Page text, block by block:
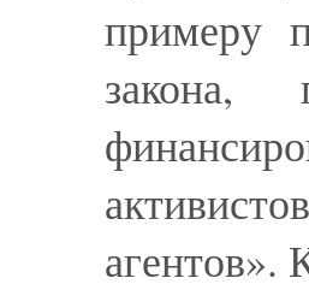
примеру
закона,
агентов».